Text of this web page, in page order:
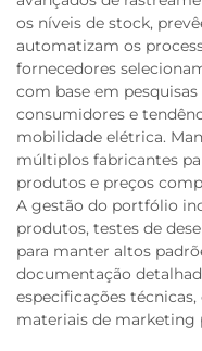
os níveis de stock,
automatizam os
fornecedores
com base em
consumidores e
mobilidade elétrica.
múltiplos fabricantes
produtos e preços
A gestão do portfólio
produtos, testes de
para manter altos
documentação
especificações
materiais de marketing